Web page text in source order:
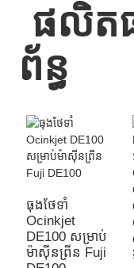
ផលិត
ព័ន្ធ
ធុងថែទាំ
Ocinkjet
DE100 សម្រាប់
ម៉ាស៊ីនព្រីន Fuji